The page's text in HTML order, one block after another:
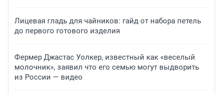
Лицевая гладь для чайников: гайд от набора петель
до первого готового изделия
Фермер Джастас Уолкер, известный как «веселый
молочник», заявил что его семью могут выдворить
из России — видео